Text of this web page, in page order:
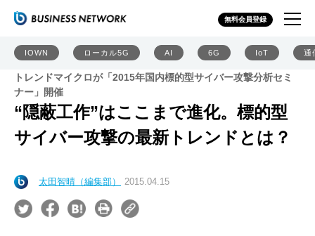
無料会員登録
IOWN ローカル5G AI 6G IoT 通
トレンドマイクロが「2015年国内標的型サイバー攻撃分析セミ
ナー」開催
“隠蔽工作”はここまで進化。標的型
サイバー攻撃の最新トレンドとは？
太田智晴（編集部） 2015.04.15